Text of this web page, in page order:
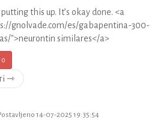
this up. It’s okay done. <a
gnolvade.com/es/gabapentina-300-
">neurontin similares</a>
0
⇾
14-07-2025 19:35:54